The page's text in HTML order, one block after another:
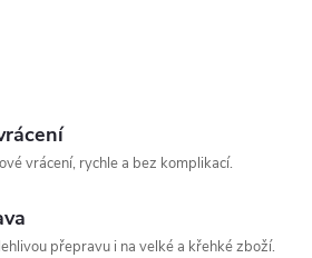
vrácení, rychle a bez komplikací.
přepravu i na velké a křehké zboží.